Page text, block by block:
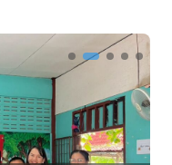
กิจกรรมพัฒนาครู กิจกรร